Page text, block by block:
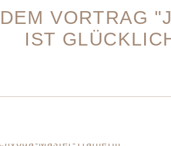
VORTRAG
IST